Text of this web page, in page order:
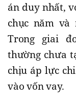
án duy nhất,
chục năm
Trong giai
thường chưa
chịu áp lực
vào vốn vay.